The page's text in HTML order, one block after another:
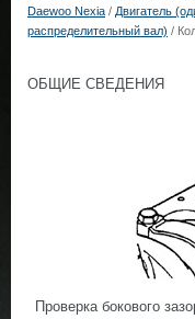
Daewoo Nexia / Двигатель
распределительный вал) /
ОБЩИЕ СВЕДЕНИЯ
Проверка бокового